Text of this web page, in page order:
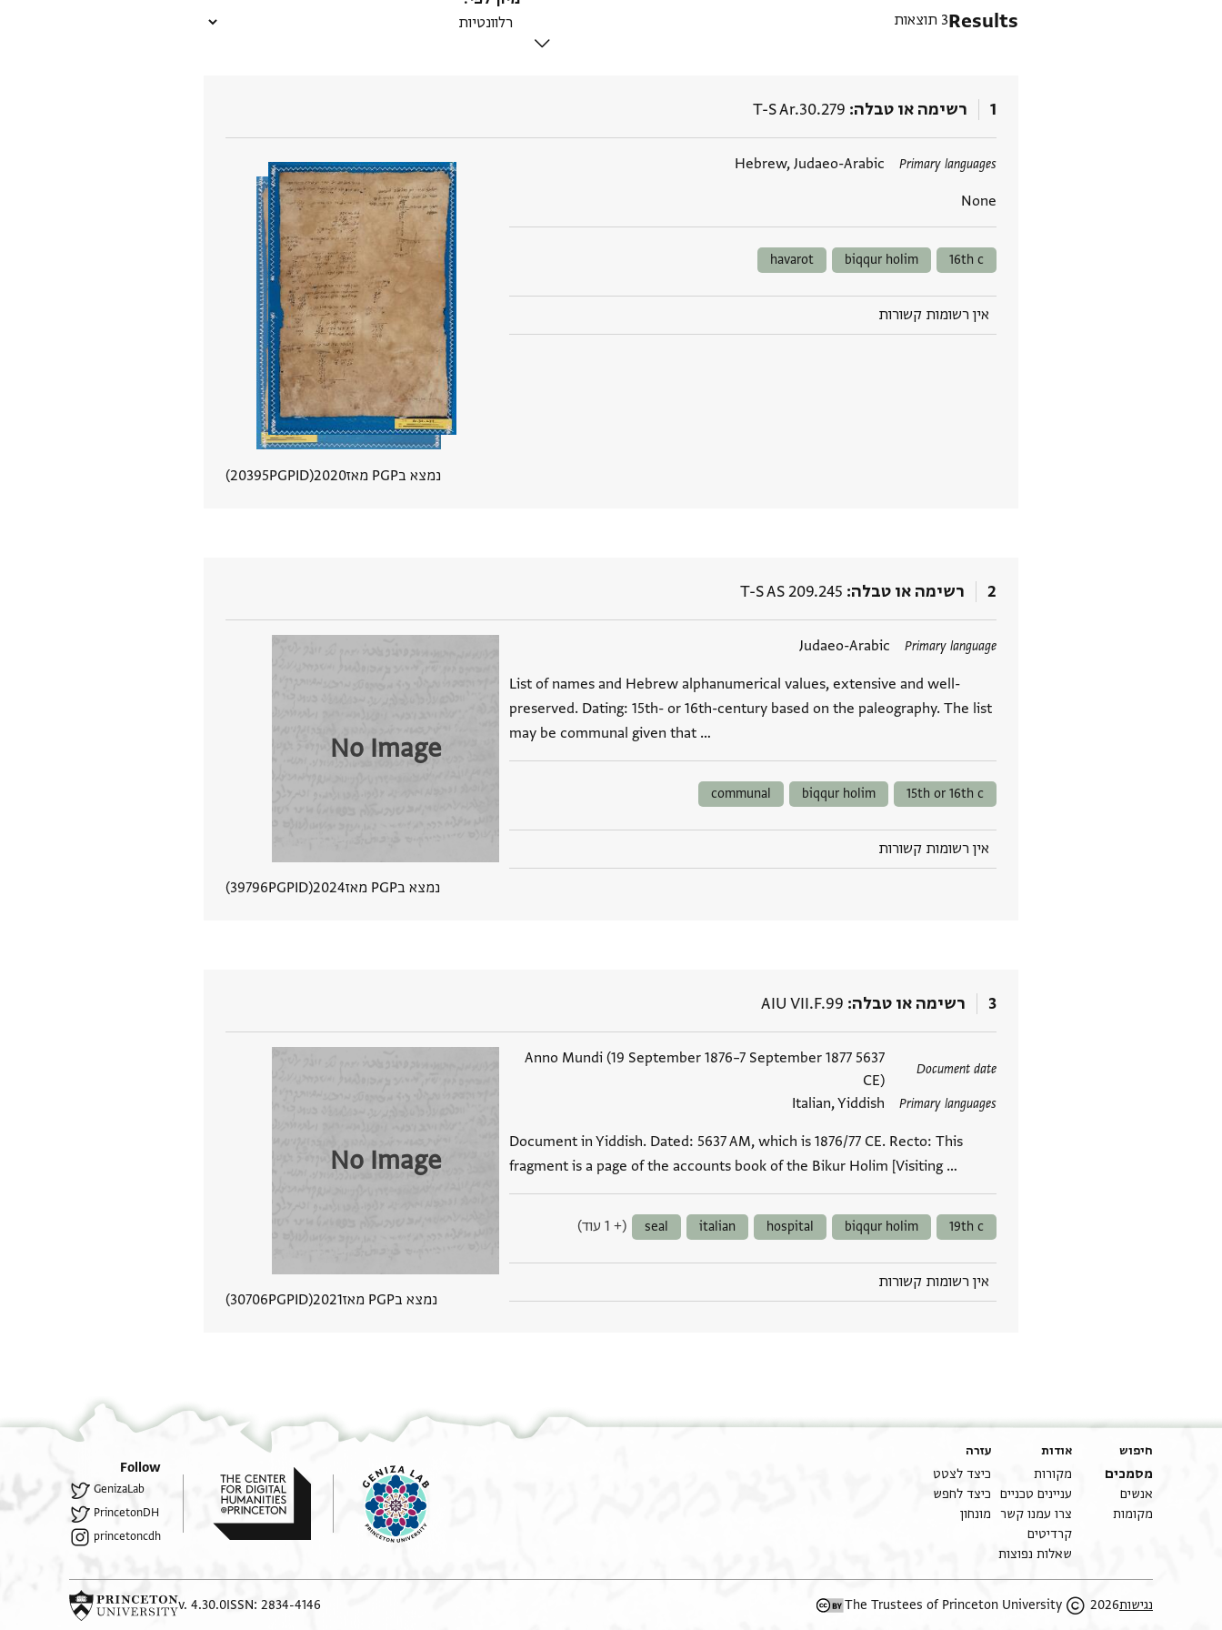
Results3 תוצאות
1 רשימה או טבלה T-S Ar.30.279
Primary languages
Hebrew, Judaeo-Arabic
None
תגים
16th c
biqqur holim
havarot
אין רשומות קשורות
נמצא בPGP מאז 2020
PGPID
20395
2 רשימה או טבלה T-S AS 209.245
Primary language
Judaeo-Arabic
List of names and Hebrew alphanumerical values, extensive and well-
preserved. Dating: 15th- or 16th-century based on the paleography. The list
may be communal given that …
תגים
15th or 16th c
biqqur holim
communal
אין רשומות קשורות
No Image
נמצא בPGP מאז 2024
PGPID
39796
3 רשימה או טבלה AIU VII.F.99
Document date
5637 Anno Mundi (19 September 1876–7 September 1877
CE)
Primary languages
Italian, Yiddish
Document in Yiddish. Dated: 5637 AM, which is 1876/77 CE. Recto: This
fragment is a page of the accounts book of the Bikur Holim [Visiting …
תגים
19th c
biqqur holim
hospital
italian
seal (+ 1 עוד)
אין רשומות קשורות
No Image
נמצא בPGP מאז 2021
PGPID
30706
חיפוש
מסמכים
אנשים
מקומות
אודות
מקורות
עניינים טכניים
צרו עמנו קשר
קרדיטים
שאלות נפוצות
עזרה
כיצד לצטט
כיצד לחפש
מונחון
Follow
GenizaLab
PrincetonDH
princetoncdh
נגישות2026 The Trustees of Princeton University
ISSN: 2834-4146
v. 4.30.0